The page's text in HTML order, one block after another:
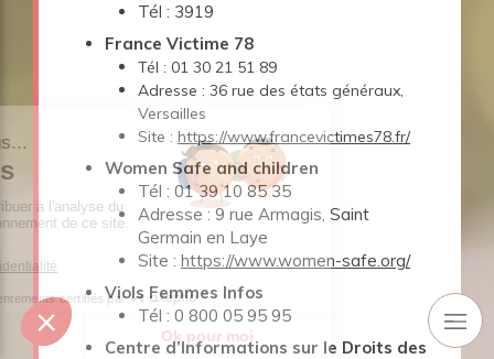
Tél : 3919
France Victime 78
Tél : 01 30 21 51 89
Adresse : 36 rue des états généraux,
Versailles
Site : https://www.francevictimes78.fr/
Women Safe and children
Tél : 01 39 10 85 35
Adresse : 9 rue Armagis, Saint
Germain en Laye
Site : https://www.women-safe.org/
Viols Femmes Infos
Tél : 0 800 05 95 95
Centre d’Informations sur le Droits des